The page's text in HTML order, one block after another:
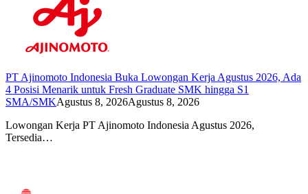
PT Ajinomoto Indonesia Buka Lowongan Kerja Agustus 2026, Ada
4 Posisi Menarik untuk Fresh Graduate SMK hingga S1
SMA/SMKAgustus 8, 2026Agustus 8, 2026
Lowongan Kerja PT Ajinomoto Indonesia Agustus 2026,
Tersedia…